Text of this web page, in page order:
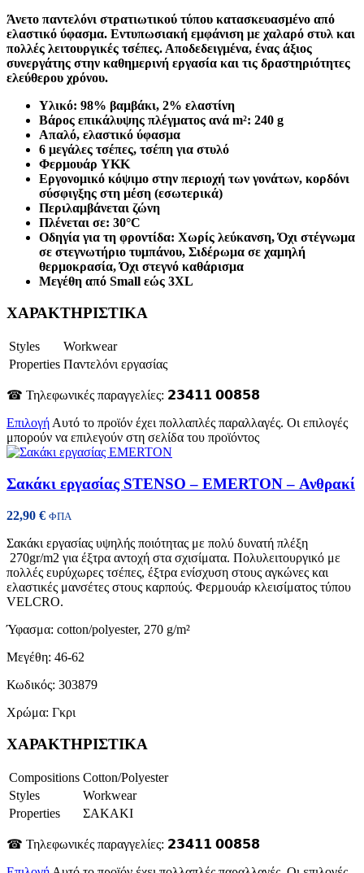
Άνετο παντελόνι στρατιωτικού τύπου κατασκευασμένο από
ελαστικό ύφασμα. Εντυπωσιακή εμφάνιση με χαλαρό στυλ και
πολλές λειτουργικές τσέπες. Αποδεδειγμένα, ένας άξιος
συνεργάτης στην καθημερινή εργασία και τις δραστηριότητες
ελεύθερου χρόνου.
Υλικό: 98% βαμβάκι, 2% ελαστίνη
Βάρος επικάλυψης πλέγματος ανά m²: 240 g
Απαλό, ελαστικό ύφασμα
6 μεγάλες τσέπες, τσέπη για στυλό
Φερμουάρ YKK
Εργονομικό κόψιμο στην περιοχή των γονάτων, κορδόνι
σύσφιγξης στη μέση (εσωτερικά)
Περιλαμβάνεται ζώνη
Πλένεται σε: 30°C
Οδηγία για τη φροντίδα: Χωρίς λεύκανση, Όχι στέγνωμα
σε στεγνωτήριο τυμπάνου, Σιδέρωμα σε χαμηλή
θερμοκρασία, Όχι στεγνό καθάρισμα
Μεγέθη από Small εώς 3XL
ΧΑΡΑΚΤΗΡΙΣΤΙΚΑ
Styles
Workwear
Properties Παντελόνι εργασίας
☎ Τηλεφωνικές παραγγελίες: 𝟮𝟯𝟰𝟭𝟭 𝟬𝟬𝟴𝟱𝟴
ΕπιλογήΑυτό το προϊόν έχει πολλαπλές παραλλαγές. Οι επιλογές
μπορούν να επιλεγούν στη σελίδα του προϊόντος
Σακάκι εργασίας STENSO – EMERTON – Ανθρακί
22,90 € ΦΠΑ
Σακάκι εργασίας υψηλής ποιότητας με πολύ δυνατή πλέξη
270gr/m2 για έξτρα αντοχή στα σχισίματα. Πολυλειτουργικό με
πολλές ευρύχωρες τσέπες, έξτρα ενίσχυση στους αγκώνες και
ελαστικές μανσέτες στους καρπούς. Φερμουάρ κλεισίματος τύπου
VELCRO.
Ύφασμα: cotton/polyester, 270 g/m²
Μεγέθη: 46-62
Κωδικός: 303879
Χρώμα: Γκρι
ΧΑΡΑΚΤΗΡΙΣΤΙΚΑ
Compositions Cotton/Polyester
Styles
Workwear
Properties
ΣΑΚΑΚΙ
☎ Τηλεφωνικές παραγγελίες: 𝟮𝟯𝟰𝟭𝟭 𝟬𝟬𝟴𝟱𝟴